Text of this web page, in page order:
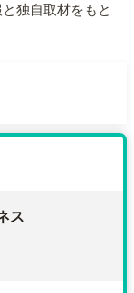
独自取材をもと
ス